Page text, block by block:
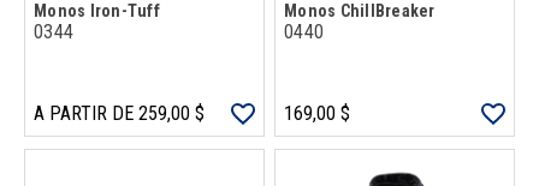
Monos Iron-Tuff
0344
A PARTIR DE 259,00 $
Monos ChillBreaker
0440
169,00 $